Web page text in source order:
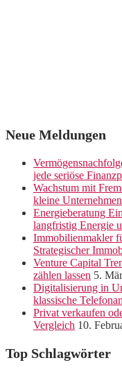
Neue Meldungen
jede seriöse
Wachstum mit
kleine
Energieberatung
langfristig Energie
Immobilienmakler
Strategischer
Venture Capital
zählen lassen 5.
Digitalisierung in
klassische
Privat verkaufen
Vergleich 10.
Top Schlagwörter